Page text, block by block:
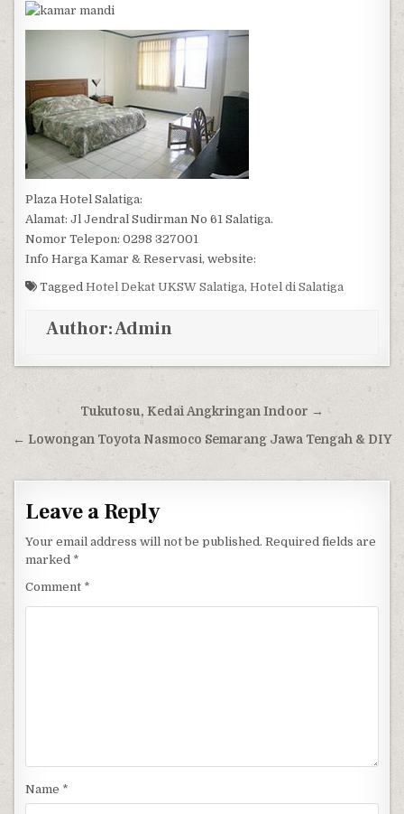
Plaza Hotel Salatiga:
Alamat: Jl Jendral Sudirman No 61 Salatiga.
Nomor Telepon: 0298 327001
Info Harga Kamar & Reservasi, website:
TaggedHotel Dekat UKSW Salatiga,Hotel di Salatiga
Author:Admin
Post navigation
Tukutosu, Kedai Angkringan Indoor →
← Lowongan Toyota Nasmoco Semarang Jawa Tengah & DIY
Leave a Reply
Your email address will not be published. Required fields are
marked *
Comment *
Name *